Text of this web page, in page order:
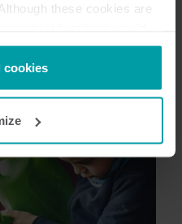
these cookies are
cookies. A third-party
other than us, such as
withdraw your consent
here
cookies